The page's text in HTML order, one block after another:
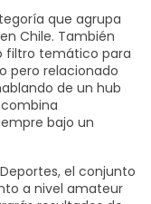
que agrupa
Chile. También
filtro temático para
pero relacionado
de un hub
combina
bajo un
Deportes, el conjunto
a nivel amateur